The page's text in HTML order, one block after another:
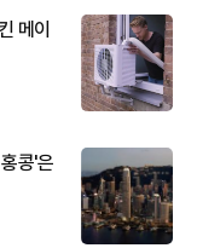
메이
콩'은